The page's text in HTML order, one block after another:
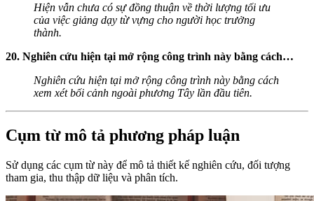
Hiện vẫn chưa có sự đồng thuận về thời lượng tối ưu
của việc giảng dạy từ vựng cho người học trưởng
thành.
20. Nghiên cứu hiện tại mở rộng công trình này bằng cách…
Nghiên cứu hiện tại mở rộng công trình này bằng cách
xem xét bối cảnh ngoài phương Tây lần đầu tiên.
Cụm từ mô tả phương pháp luận
Sử dụng các cụm từ này để mô tả thiết kế nghiên cứu, đối tượng
tham gia, thu thập dữ liệu và phân tích.